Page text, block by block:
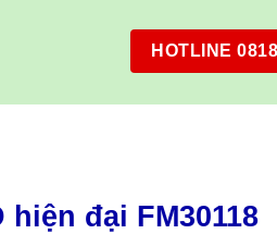
HOTLINE
đại FM30118